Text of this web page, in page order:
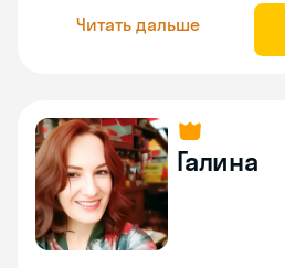
Читать дальше
Галина